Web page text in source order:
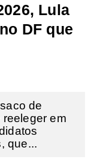
Lula
DF que
de
reeleger em
que...